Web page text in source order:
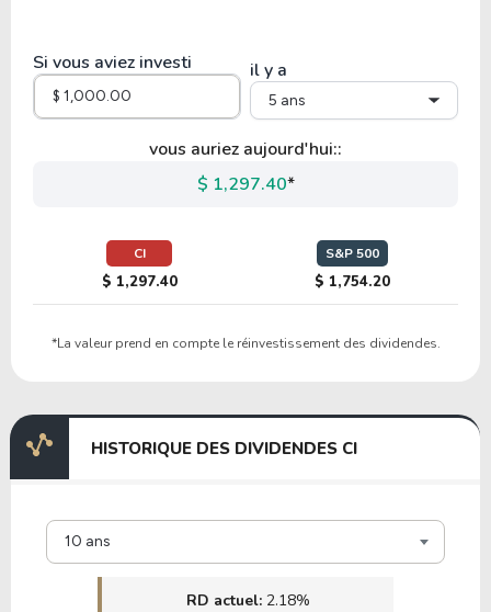
Si vous aviez investi il y a
5 ans
vous auriez aujourd'hui::
$ 1,297.40*
CI
$ 1,297.40
S&P 500
$ 1,754.20
*La valeur prend en compte le réinvestissement des dividendes.
HISTORIQUE DES DIVIDENDES CI
10 ans
RD actuel: 2.18%